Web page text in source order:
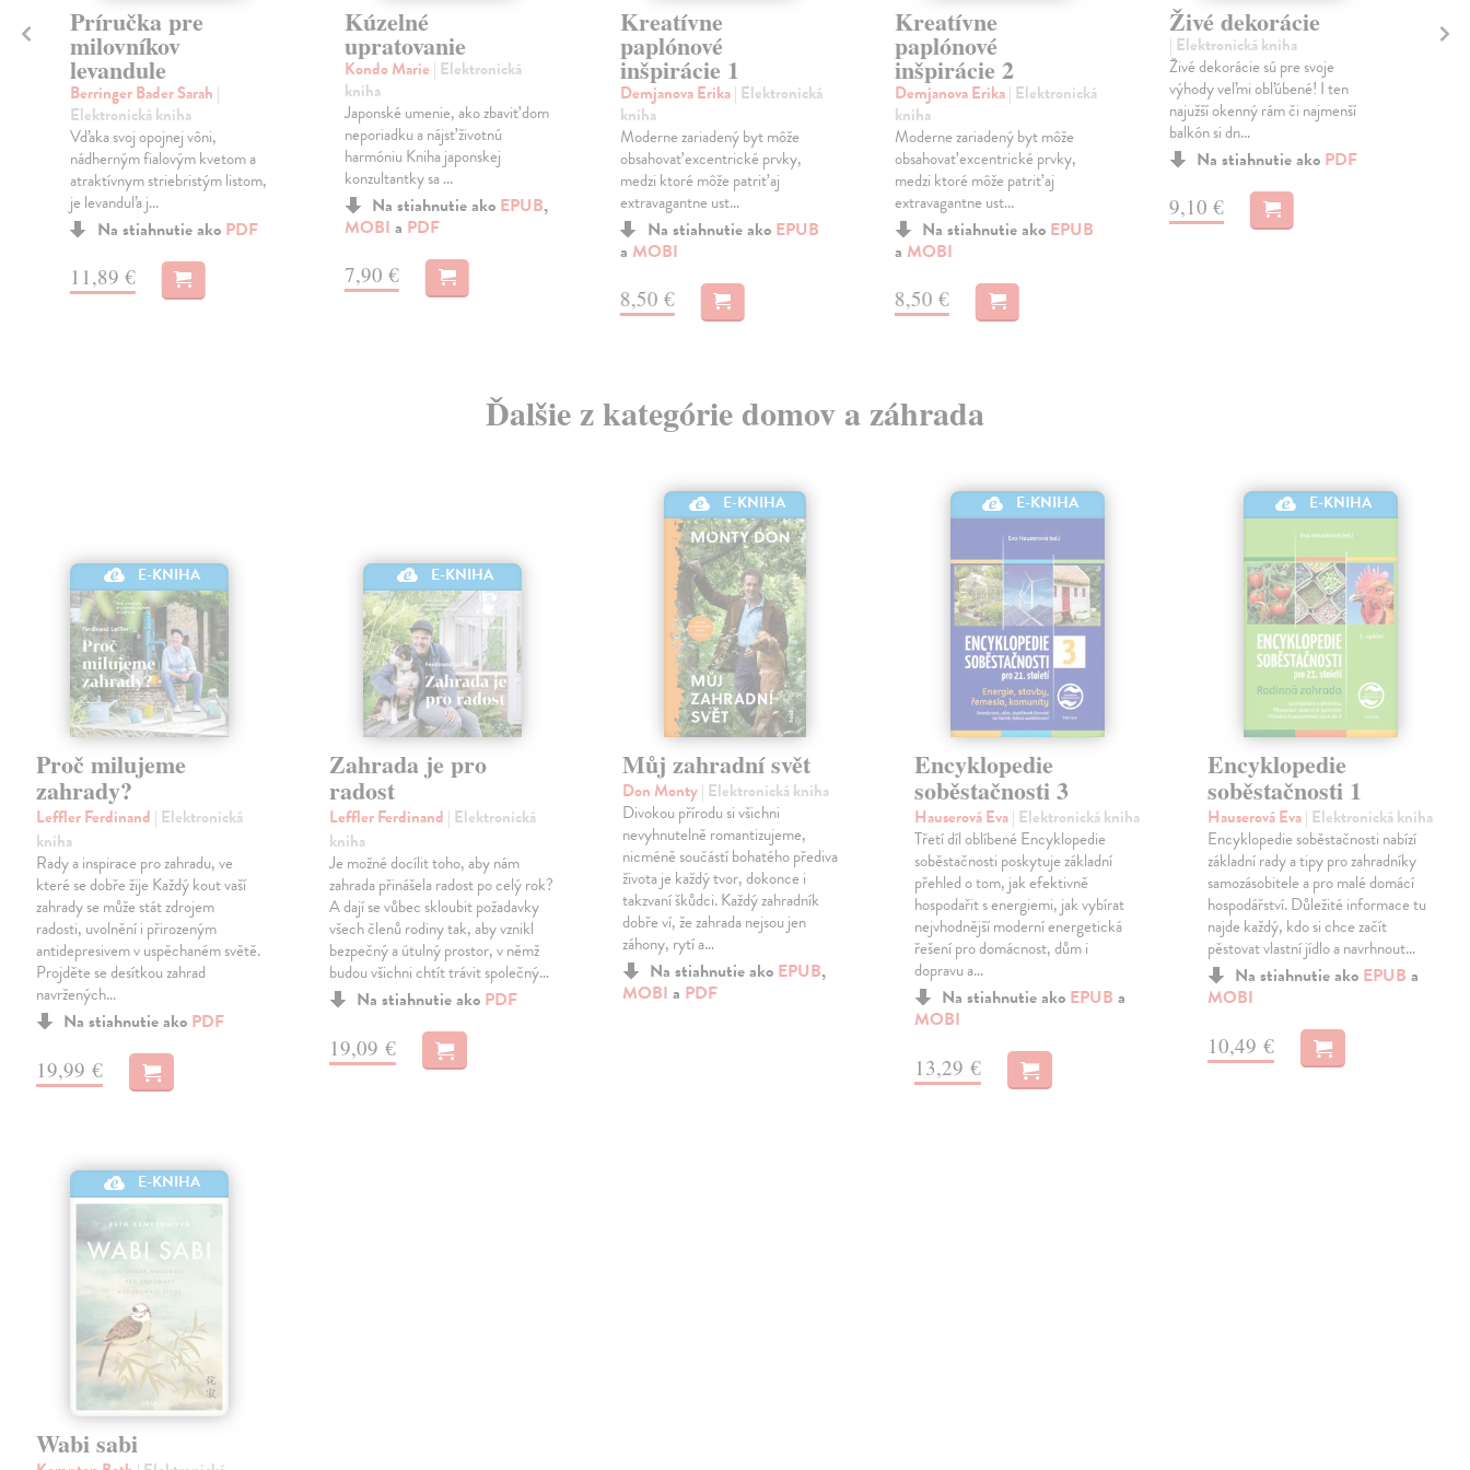
Príručka pre
milovníkov
levandule
Berringer Bader Sarah |
Elektronická kniha
Vďaka svoj opojnej vôni,
nádherným fialovým kvetom a
atraktívnym striebristým listom,
je levanduľa j...
Na stiahnutie ako PDF
11,89 €
Kúzelné
upratovanie
Kondo Marie | Elektronická
kniha
Japonské umenie, ako zbaviť dom
neporiadku a nájsť životnú
harmóniu Kniha japonskej
konzultantky sa ...
Na stiahnutie ako EPUB,
MOBI a PDF
7,90 €
Kreatívne
paplónové
inšpirácie 1
Demjanova Erika| Elektronická
kniha
Moderne zariadený byt môže
obsahovať excentrické prvky,
medzi ktoré môže patriť aj
extravagantne ust...
Na stiahnutie ako EPUB
a MOBI
8,50 €
Kreatívne
paplónové
inšpirácie 2
Demjanova Erika| Elektronická
kniha
Moderne zariadený byt môže
obsahovať excentrické prvky,
medzi ktoré môže patriť aj
extravagantne ust...
Na stiahnutie ako EPUB
a MOBI
8,50 €
Živé dekorácie
| Elektronická kniha
Živé dekorácie sú pre svoje
výhody veľmi obľúbené! I ten
najužší okenný rám či najmenší
balkón si dn...
Na stiahnutie ako PDF
9,10 €
Ďalšie z kategórie domov a záhrada
E-KNIHA
Proč milujeme
zahrady?
Leffler Ferdinand | Elektronická
kniha
Rady a inspirace pro zahradu, ve
které se dobře žije Každý kout vaší
zahrady se může stát zdrojem
radosti, uvolnění i přirozeným
antidepresivem v uspěchaném světě.
Projděte se desítkou zahrad
navržených…
Na stiahnutie ako PDF
19,99 €
E-KNIHA
Zahrada je pro
radost
Leffler Ferdinand | Elektronická
kniha
Je možné docílit toho, aby nám
zahrada přinášela radost po celý rok?
A dají se vůbec skloubit požadavky
všech členů rodiny tak, aby vznikl
bezpečný a útulný prostor, v němž
budou všichni chtít trávit společný…
Na stiahnutie ako PDF
19,09 €
E-KNIHA
Můj zahradní svět
Don Monty| Elektronická kniha
Divokou přírodu si všichni
nevyhnutelně romantizujeme,
nicméně součástí bohatého přediva
života je každý tvor, dokonce i
takzvaní škůdci. Každý zahradník
dobře ví, že zahrada nejsou jen
záhony, rytí a…
Na stiahnutie ako EPUB,
MOBI a PDF
E-KNIHA
Encyklopedie
soběstačnosti 3
Hauserová Eva| Elektronická kniha
Třetí díl oblíbené Encyklopedie
soběstačnosti poskytuje základní
přehled o tom, jak efektivně
hospodařit s energiemi, jak vybírat
nejvhodnější moderní energetická
řešení pro domácnost, dům i
dopravu a…
Na stiahnutie ako EPUB a
MOBI
13,29 €
E-KNIHA
Encyklopedie
soběstačnosti 1
Hauserová Eva| Elektronická kniha
Encyklopedie soběstačnosti nabízí
základní rady a tipy pro zahradníky
samozásobitele a pro malé domácí
hospodářství. Důležité informace tu
najde každý, kdo si chce začít
pěstovat vlastní jídlo a navrhnout…
Na stiahnutie ako EPUB a
MOBI
10,49 €
E-KNIHA
Wabi sabi